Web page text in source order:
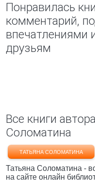
Понравилась
комментарий,
впечатлениями
друзьям
Все книги
Соломатина
ТАТЬЯНА СОЛОМАТИНА
Татьяна Соломатина -
на сайте онлайн